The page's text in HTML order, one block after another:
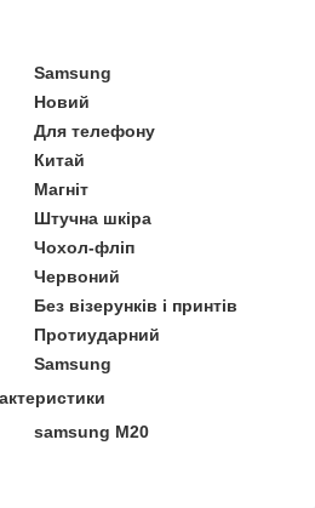
Samsung
Новий
Для телефону
Китай
Магніт
Штучна шкіра
Чохол-фліп
Червоний
Без візерунків і принтів
Протиударний
Samsung
samsung M20